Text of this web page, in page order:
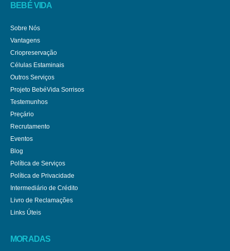
BEBÉ VIDA
Sobre Nós
Vantagens
Criopreservação
Células Estaminais
Outros Serviços
Projeto BebéVida Sorrisos
Testemunhos
Preçário
Recrutamento
Eventos
Blog
Política de Serviços
Política de Privacidade
Intermediário de Crédito
Livro de Reclamações
Links Úteis
MORADAS